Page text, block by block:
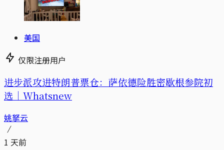
美国
仅限注册用户
进步派攻进特朗普票仓：萨依德险胜密歇根参院初
选｜Whatsnew
姚拏云
1 天前